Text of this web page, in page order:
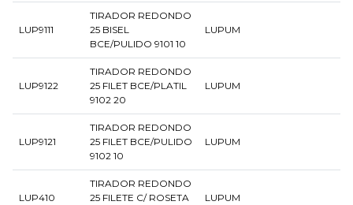
LUP9111
TIRADOR REDONDO
25 BISEL
BCE/PULIDO 9101 10
LUPUM
LUP9122
TIRADOR REDONDO
25 FILET BCE/PLATIL
9102 20
LUPUM
LUP9121
TIRADOR REDONDO
25 FILET BCE/PULIDO
9102 10
LUPUM
LUP410
TIRADOR REDONDO
25 FILETE C/ ROSETA
LUPUM